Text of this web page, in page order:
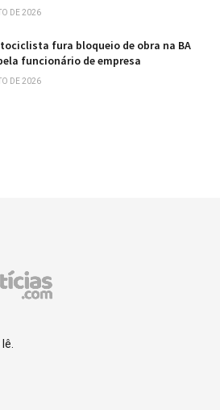
DE 2026
fura bloqueio de obra na BA
funcionário de empresa
DE 2026